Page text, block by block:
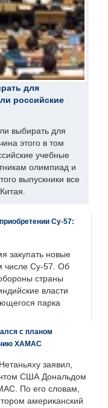
для
российские
выбирать для
этого в том
учебные
олимпиад и
выпускники все
Су-57:
закупать новые
числе Су-57. Об
страны
власти
парка
с планом
ХАМАС
заявил,
США Дональдом
По его словам,
американский